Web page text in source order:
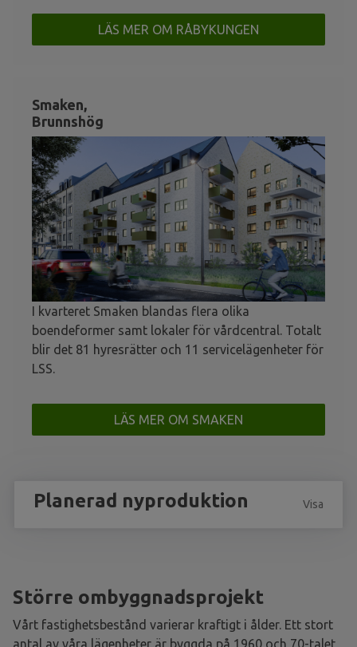
LÄS MER OM RÅBYKUNGEN
Smaken,
Brunnshög
I kvarteret Smaken blandas flera olika
boendeformer samt lokaler för vårdcentral. Totalt
blir det 81 hyresrätter och 11 servicelägenheter för
LSS.
LÄS MER OM SMAKEN
Planerad nyproduktion Visa
Större ombyggnadsprojekt
Vårt fastighetsbestånd varierar kraftigt i ålder. Ett stort
antal av våra lägenheter är byggda på 1960 och 70-talet